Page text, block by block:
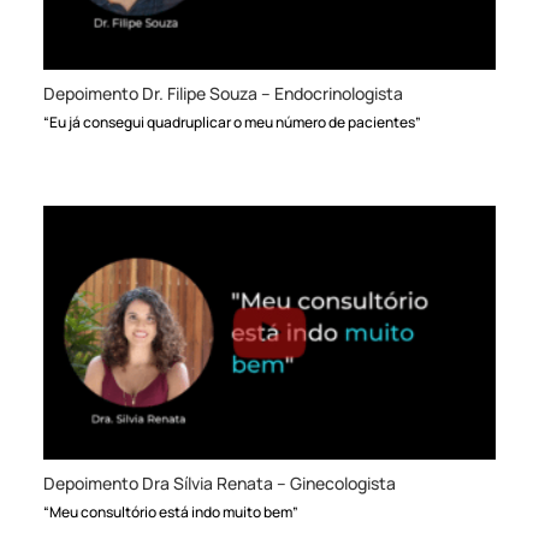
Depoimento Dr. Filipe Souza – Endocrinologista
“Eu já consegui quadruplicar o meu número de pacientes”
Depoimento Dra Sílvia Renata – Ginecologista
“Meu consultório está indo muito bem”